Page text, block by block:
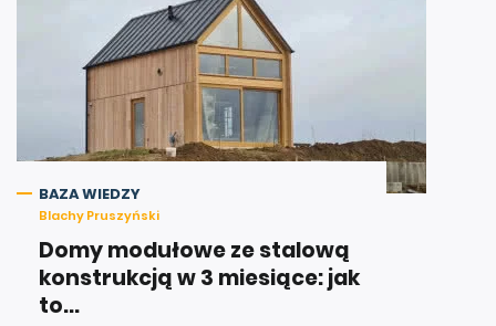
BAZA WIEDZY
Blachy Pruszyński
Domy modułowe ze stalową
konstrukcją w 3 miesiące: jak
to...